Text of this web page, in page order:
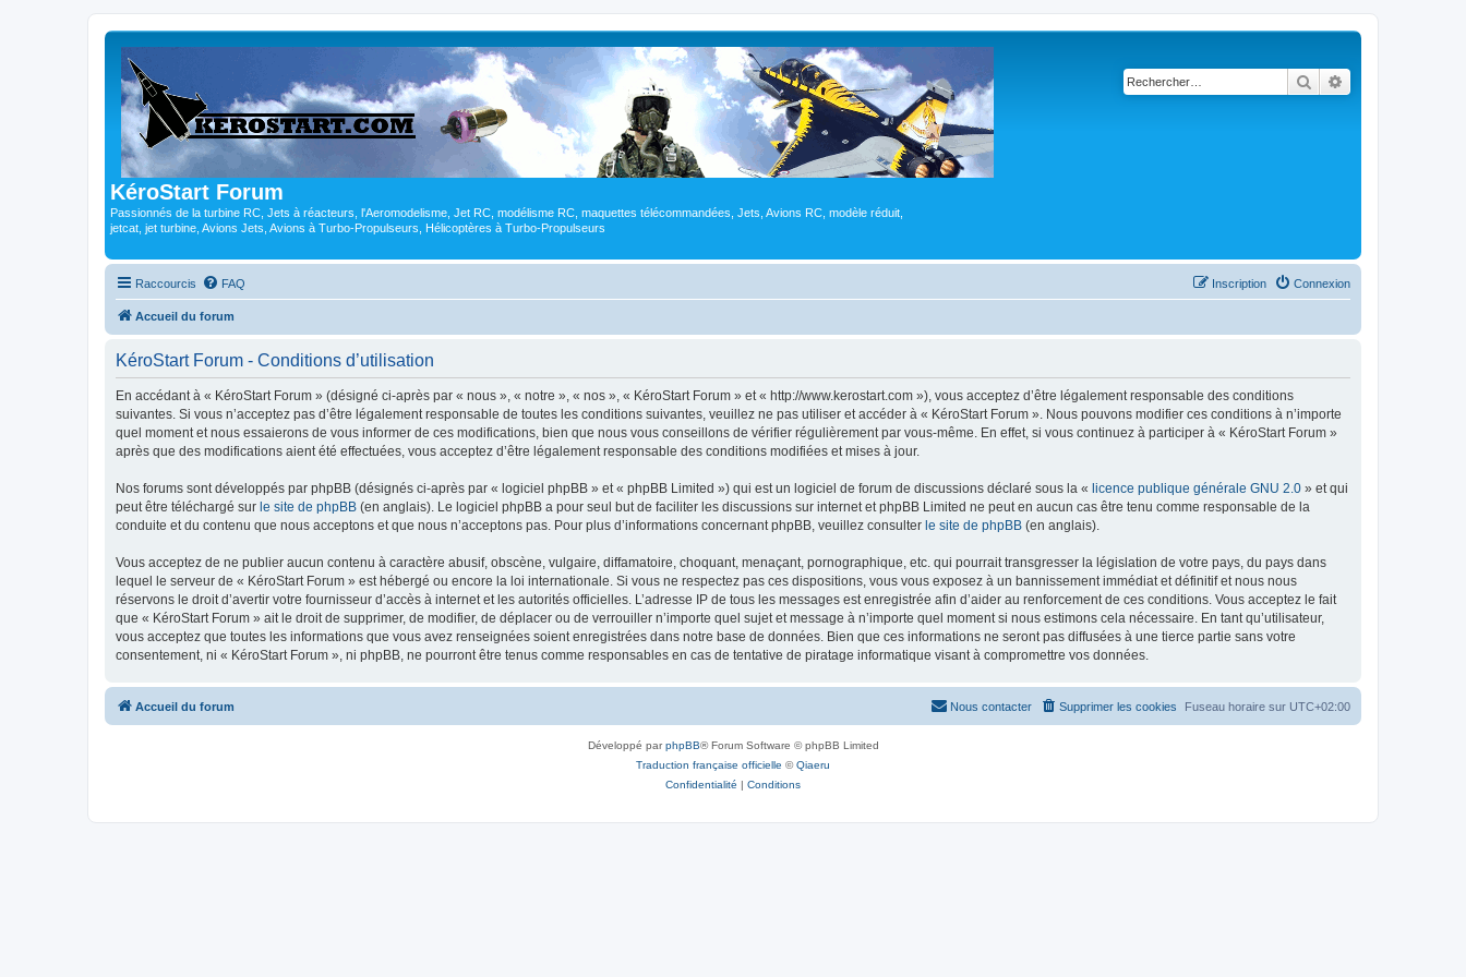
KéroStart Forum
Passionnés de la turbine RC, Jets à réacteurs, l'Aeromodelisme, Jet RC, modélisme RC, maquettes télécommandées, Jets, Avions RC, modèle réduit,
jetcat, jet turbine, Avions Jets, Avions à Turbo-Propulseurs, Hélicoptères à Turbo-Propulseurs
Rechercher
Raccourcis FAQ Connexion
Inscription
Accueil du forum
KéroStart Forum - Conditions d’utilisation
En accédant à « KéroStart Forum » (désigné ci-après par « nous », « notre », « nos », « KéroStart Forum » et « http://www.kerostart.com »), vous acceptez d’être légalement responsable des conditions
suivantes. Si vous n’acceptez pas d’être légalement responsable de toutes les conditions suivantes, veuillez ne pas utiliser et accéder à « KéroStart Forum ». Nous pouvons modifier ces conditions à n’importe
quel moment et nous essaierons de vous informer de ces modifications, bien que nous vous conseillons de vérifier régulièrement par vous-même. En effet, si vous continuez à participer à « KéroStart Forum »
après que des modifications aient été effectuées, vous acceptez d’être légalement responsable des conditions modifiées et mises à jour.
Nos forums sont développés par phpBB (désignés ci-après par « logiciel phpBB » et « phpBB Limited ») qui est un logiciel de forum de discussions déclaré sous la « licence publique générale GNU 2.0 » et qui
peut être téléchargé sur le site de phpBB (en anglais). Le logiciel phpBB a pour seul but de faciliter les discussions sur internet et phpBB Limited ne peut en aucun cas être tenu comme responsable de la
conduite et du contenu que nous acceptons et que nous n’acceptons pas. Pour plus d’informations concernant phpBB, veuillez consulter le site de phpBB (en anglais).
Vous acceptez de ne publier aucun contenu à caractère abusif, obscène, vulgaire, diffamatoire, choquant, menaçant, pornographique, etc. qui pourrait transgresser la législation de votre pays, du pays dans
lequel le serveur de « KéroStart Forum » est hébergé ou encore la loi internationale. Si vous ne respectez pas ces dispositions, vous vous exposez à un bannissement immédiat et définitif et nous nous
réservons le droit d’avertir votre fournisseur d’accès à internet et les autorités officielles. L’adresse IP de tous les messages est enregistrée afin d’aider au renforcement de ces conditions. Vous acceptez le fait
que « KéroStart Forum » ait le droit de supprimer, de modifier, de déplacer ou de verrouiller n’importe quel sujet et message à n’importe quel moment si nous estimons cela nécessaire. En tant qu’utilisateur,
vous acceptez que toutes les informations que vous avez renseignées soient enregistrées dans notre base de données. Bien que ces informations ne seront pas diffusées à une tierce partie sans votre
consentement, ni « KéroStart Forum », ni phpBB, ne pourront être tenus comme responsables en cas de tentative de piratage informatique visant à compromettre vos données.
Accueil du forum Fuseau horaire sur UTC+02:00
Supprimer les cookies
Nous contacter
Développé parphpBB® Forum Software © phpBB Limited
Traduction française officielle ©Qiaeru
Confidentialité | Conditions